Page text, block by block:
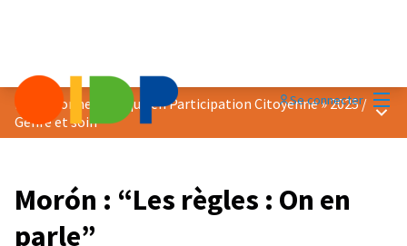
Se connecter
Prix « Bonne Pratique en Participation Citoyenne » 2025 /
Genre et soin
Morón : “Les règles : On en
parle”